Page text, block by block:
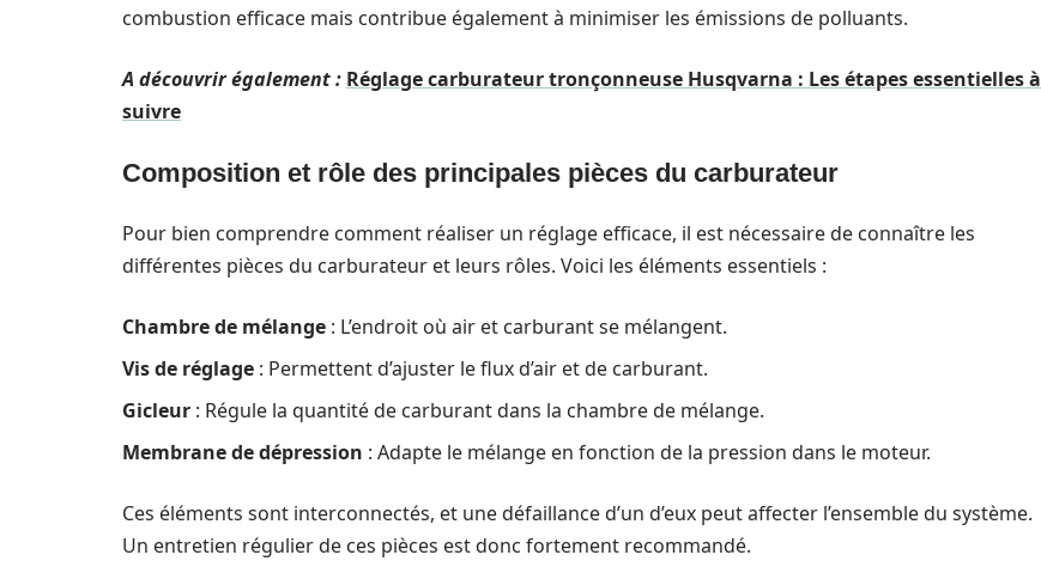
combustion efficace mais contribue également à minimiser les émissions de polluants.
A découvrir également : Réglage carburateur tronçonneuse Husqvarna : Les étapes essentielles à
suivre
Composition et rôle des principales pièces du carburateur
Pour bien comprendre comment réaliser un réglage efficace, il est nécessaire de connaître les
différentes pièces du carburateur et leurs rôles. Voici les éléments essentiels :
Chambre de mélange : L’endroit où air et carburant se mélangent.
Vis de réglage : Permettent d’ajuster le flux d’air et de carburant.
Gicleur : Régule la quantité de carburant dans la chambre de mélange.
Membrane de dépression : Adapte le mélange en fonction de la pression dans le moteur.
Ces éléments sont interconnectés, et une défaillance d’un d’eux peut affecter l’ensemble du système.
Un entretien régulier de ces pièces est donc fortement recommandé.